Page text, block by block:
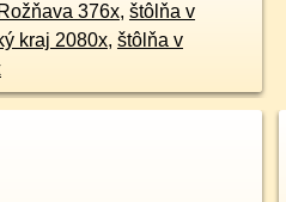
376x, štôlňa v
kraj 2080x, štôlňa v